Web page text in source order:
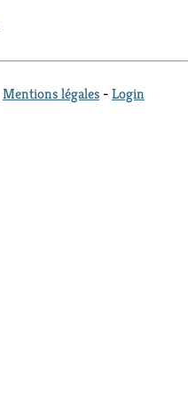
Mentions légales -Login